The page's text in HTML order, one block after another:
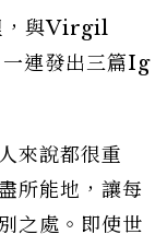
，與Virgil
連發出三篇Ig
來說都很重
所能地，讓每
之處。即使世